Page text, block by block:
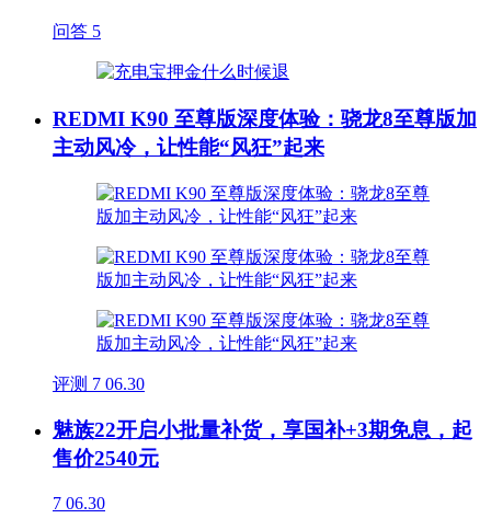
问答 5
REDMI K90 至尊版深度体验：骁龙8至尊版加
主动风冷，让性能“风狂”起来
评测 7 06.30
魅族22开启小批量补货，享国补+3期免息，起
售价2540元
7 06.30